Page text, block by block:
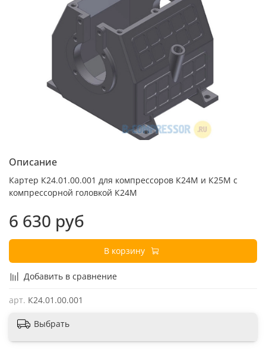
Добавить в сравнение
арт. К24.01.00.001
Описание
Картер К24.01.00.001 для компрессоров К24М и К25М с
компрессорной головкой К24М
6 630 руб
В корзину
Выбрать